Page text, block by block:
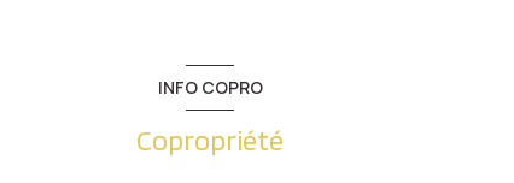
INFO COPRO
Copropriété